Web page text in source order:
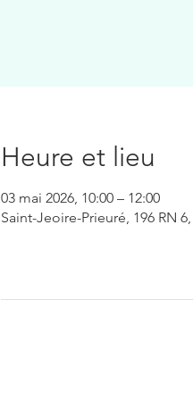
Heure et lieu
03 mai 2026, 10:00 – 12:00
Saint-Jeoire-Prieuré, 196 RN